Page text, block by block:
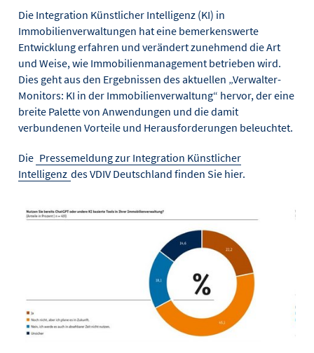
Die Integration Künstlicher Intelligenz (KI) in
Immobilienverwaltungen hat eine bemerkenswerte
Entwicklung erfahren und verändert zunehmend die Art
und Weise, wie Immobilienmanagement betrieben wird.
Dies geht aus den Ergebnissen des aktuellen „Verwalter-
Monitors: KI in der Immobilienverwaltung“ hervor, der eine
breite Palette von Anwendungen und die damit
verbundenen Vorteile und Herausforderungen beleuchtet.
Die Pressemeldung zur Integration Künstlicher
Intelligenz des VDIV Deutschland finden Sie hier.